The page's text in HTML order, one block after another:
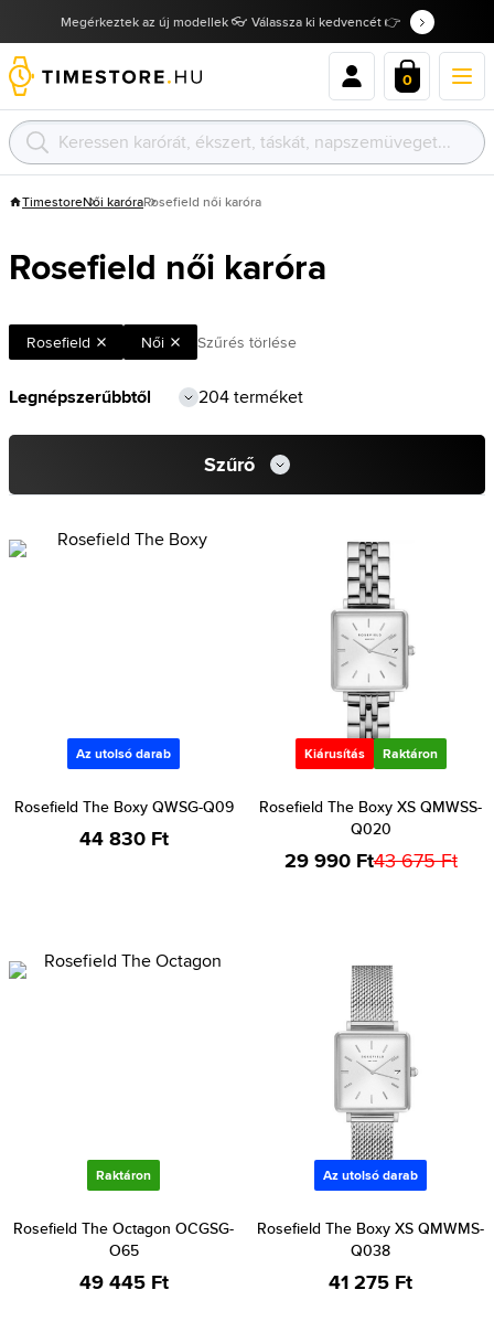
Megérkeztek az új modellek 👓 Válassza ki kedvencét 👉
0
TimestoreNői karóraRosefield női karóra
Rosefield női karóra
Rosefield Női Szűrés törlése
204 terméket
Szűrő
Az utolsó darab
Rosefield The Boxy QWSG-Q09
44 830 Ft
Kiárusítás Raktáron
Rosefield The Boxy XS QMWSS-
Q020
29 990 Ft43 675 Ft
Raktáron
Rosefield The Octagon OCGSG-
O65
49 445 Ft
Az utolsó darab
Rosefield The Boxy XS QMWMS-
Q038
41 275 Ft